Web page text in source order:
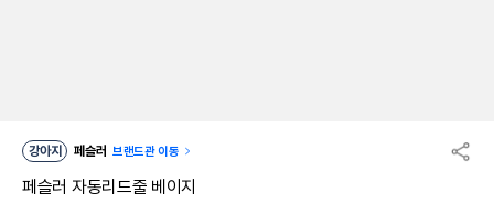
강아지 페슬러 브랜드관 이동
페슬러 자동리드줄 베이지